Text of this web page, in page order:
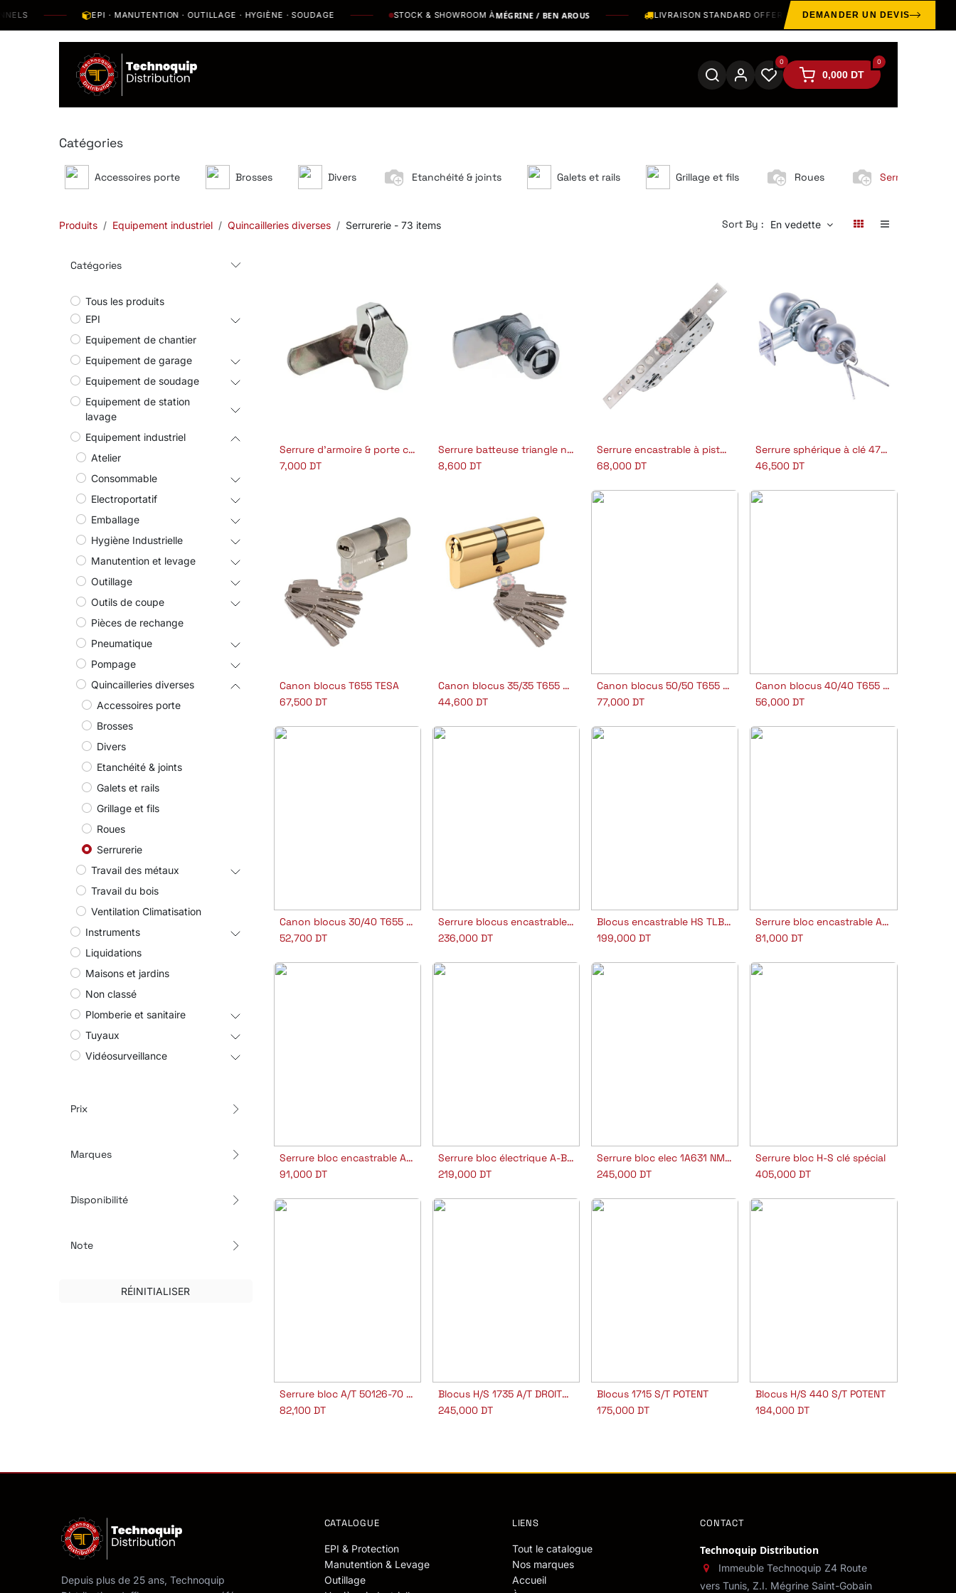
EPI · MANUTENTION · OUTILLAGE · HYGIÈNE · SOUDAGE STOCK & SHOWROOM ÀMÉGRINE / BEN AROUS LIVRAISON STANDARD OFFERTE SUR LE GRAND TUNIS DÈS300 TND HT
DEMANDER UN DEVIS
0 0
0,000DT
Catégories
Accessoires porte Brosses Divers Etanchéité & joints Galets et rails Grillage et fils Roues Serrurerie
Produits Equipement industriel Quincailleries diverses Serrurerie- 73 items Sort By : En vedette
Catégories
Tous les produits
EPI
Equipement de chantier
Equipement de garage
Equipement de soudage
Equipement de station
lavage
Equipement industriel
Atelier
Consommable
Electroportatif
Emballage
Hygiène Industrielle
Manutention et levage
Outillage
Outils de coupe
Pièces de rechange
Pneumatique
Pompage
Quincailleries diverses
Accessoires porte
Brosses
Divers
Etanchéité & joints
Galets et rails
Grillage et fils
Roues
Serrurerie
Travail des métaux
Travail du bois
Ventilation Climatisation
Instruments
Liquidations
Maisons et jardins
Non classé
Plomberie et sanitaire
Tuyaux
Vidéosurveillance
Prix
Marques
Disponibilité
Note
RÉINITIALISER
Ajouter au panier
Serrure d’armoire & porte cadenas MS761
7,000DT
Ajouter au panier
Serrure batteuse triangle n°7 MS707
8,600DT
Ajouter au panier
Serrure encastrable à piston R100 B5
68,000 DT
Ajouter au panier
Serrure sphérique à clé 4710/IM
46,500 DT
Ajouter au panier
Canon blocus T655 TESA
67,500DT
Ajouter au panier
Canon blocus 35/35 T655 5CLE L70 laiton
44,600DT
Ajouter au panier
Canon blocus 50/50 T655 N/S L100
77,000 DT
Ajouter au panier
Canon blocus 40/40 T655 N/S L80
56,000 DT
Ajouter au panier
Canon blocus 30/40 T655 N/S L70
52,700DT
Ajouter au panier
Serrure blocus encastrable HS TLB35SCCE
236,000DT
Ajouter au panier
Blocus encastrable HS TLB35SCCE
199,000 DT
Ajouter au panier
Serrure bloc encastrable AP R100 B705 A/C SCAI
81,000 DT
Ajouter au panier
Serrure bloc encastrable AP R100 B5 S/C SCE
91,000DT
Ajouter au panier
Serrure bloc électrique A-B 11631-70 CISA
219,000DT
Ajouter au panier
Serrure bloc elec 1A631 NM CISA
245,000 DT
Ajouter au panier
Serrure bloc H-S clé spécial
405,000 DT
Ajouter au panier
Serrure bloc A/T 50126-70 D CISA
82,100DT
Ajouter au panier
Blocus H/S 1735 A/T DROITE POTENT
245,000DT
Ajouter au panier
Blocus 1715 S/T POTENT
175,000 DT
Ajouter au panier
Blocus H/S 440 S/T POTENT
184,000 DT
Depuis plus de 25 ans, Technoquip
CATALOGUE
EPI & Protection
Manutention & Levage
Outillage
LIENS
Tout le catalogue
Nos marques
Accueil
CONTACT
Technoquip Distribution
Immeuble Technoquip Z4 Route
vers Tunis, Z.I. Mégrine Saint-Gobain